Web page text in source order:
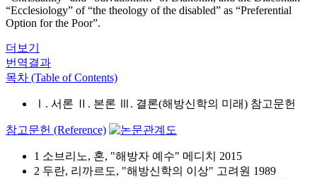
“Ecclesiology” of “the theology of the disabled” as “Preferential
Option for the Poor”.
더보기
번역결과
목차 (Table of Contents)
Ⅰ. 서론 Ⅱ. 본론 Ⅲ. 결론(해방신학의 미래) 참고문헌
참고문헌 (Reference)
1 소브리노, 혼, "해방자 예수" 메디치 2015
2 두란, 리까르도, "해방신학의 이상" 고려원 1989